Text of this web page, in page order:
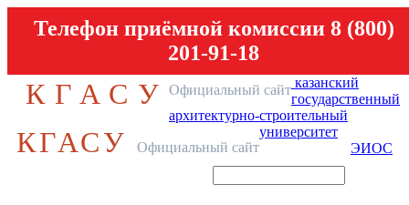
Телефон приёмной комиссии 8 (800)
201-91-18
КГАСУ Официальный сайт казанский
государственный
архитектурно-строительный
университет
КГАСУ Официальный сайт ЭИОС